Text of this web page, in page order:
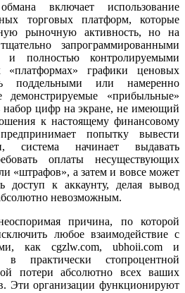
включает использование
торговых платформ, которые
рыночную активность, но на
запрограммированными
и полностью контролируемыми
графики ценовых
поддельными или намеренно
«прибыльные»
цифр на экране, не имеющий
к настоящему финансовому
попытку вывести
система начинает выдавать
оплаты несуществующих
«штрафов», а затем и вовсе может
доступ к аккаунту, делая вывод
невозможным.
причина, по которой
любое взаимодействие с
как cgzlw.com, ubhoii.com и
в практически стопроцентной
потери абсолютно всех ваших
Эти организации функционируют